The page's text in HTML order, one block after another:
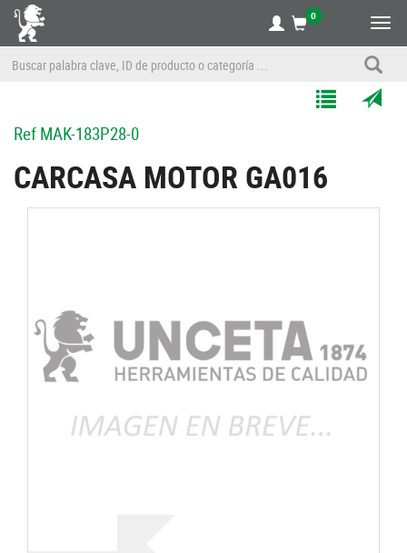
0
un
Listas
RefMAK-183P28-0
CARCASA MOTOR GA016